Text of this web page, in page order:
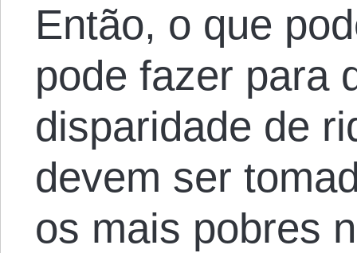
Então, o que
pode fazer para
disparidade de
devem ser
os mais pobres